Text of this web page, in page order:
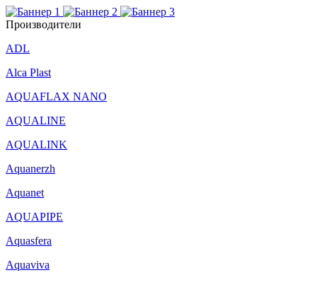
Производители
ADL
Alca Plast
AQUAFLAX NANO
AQUALINE
AQUALINK
Aquanerzh
Aquanet
AQUAPIPE
Aquasfera
Aquaviva